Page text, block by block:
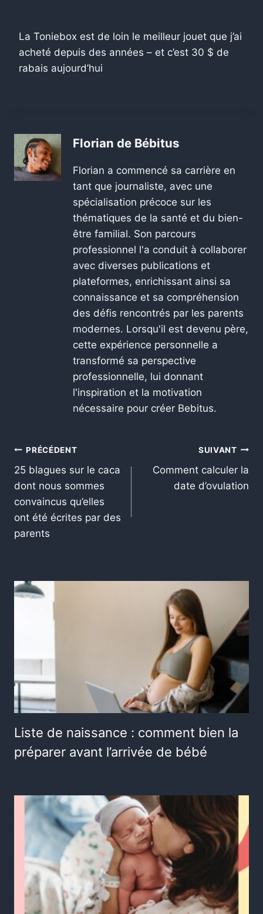
La Toniebox est de loin le meilleur jouet que j’ai
acheté depuis des années – et c’est 30 $ de
rabais aujourd’hui
Florian de Bébitus
Florian a commencé sa carrière en
tant que journaliste, avec une
spécialisation précoce sur les
thématiques de la santé et du bien-
être familial. Son parcours
professionnel l'a conduit à collaborer
avec diverses publications et
plateformes, enrichissant ainsi sa
connaissance et sa compréhension
des défis rencontrés par les parents
modernes. Lorsqu'il est devenu père,
cette expérience personnelle a
transformé sa perspective
professionnelle, lui donnant
l'inspiration et la motivation
nécessaire pour créer Bebitus.
PRÉCÉDENT
25 blagues sur le caca
dont nous sommes
convaincus qu’elles
ont été écrites par des
parents
SUIVANT
Comment calculer la
date d’ovulation
Liste de naissance : comment bien la
préparer avant l’arrivée de bébé